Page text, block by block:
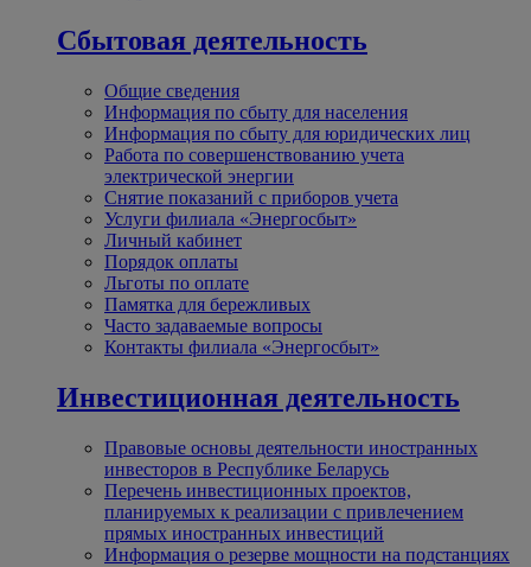
Сбытовая деятельность
Общие сведения
Информация по сбыту для населения
Информация по сбыту для юридических лиц
Работа по совершенствованию учета
электрической энергии
Снятие показаний с приборов учета
Услуги филиала «Энергосбыт»
Личный кабинет
Порядок оплаты
Льготы по оплате
Памятка для бережливых
Часто задаваемые вопросы
Контакты филиала «Энергосбыт»
Инвестиционная деятельность
Правовые основы деятельности иностранных
инвесторов в Республике Беларусь
Перечень инвестиционных проектов,
планируемых к реализации с привлечением
прямых иностранных инвестиций
Информация о резерве мощности на подстанциях